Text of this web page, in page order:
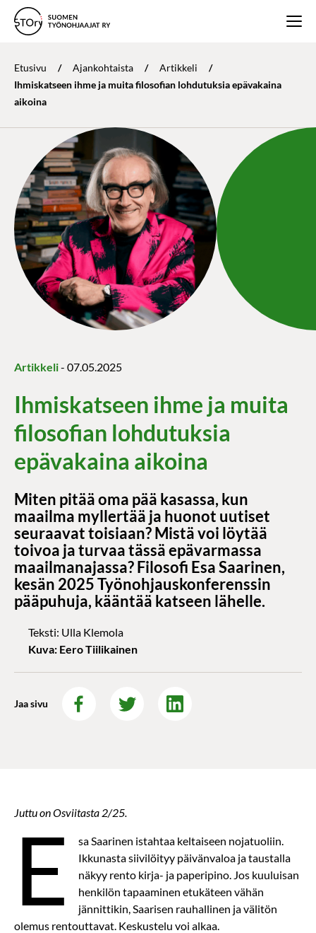
Etusivu / Ajankohtaista / Artikkeli
/
Ihmiskatseen ihme ja muita filosofian lohdutuksia epävakaina
aikoina
Artikkeli- 07.05.2025
Ihmiskatseen ihme ja muita
filosofian lohdutuksia
epävakaina aikoina
Miten pitää oma pää kasassa, kun
maailma myllertää ja huonot uutiset
seuraavat toisiaan? Mistä voi löytää
toivoa ja turvaa tässä epävarmassa
maailmanajassa? Filosofi Esa Saarinen,
kesän 2025 Työnohjauskonferenssin
pääpuhuja, kääntää katseen lähelle.
Teksti: Ulla Klemola
Kuva: Eero Tiilikainen
Jaa sivu
Juttu on Osviitasta 2/25.
E
sa Saarinen istahtaa keltaiseen nojatuoliin.
Ikkunasta siivilöityy päivänvaloa ja taustalla
näkyy rento kirja- ja paperipino. Jos kuuluisan
henkilön tapaaminen etukäteen vähän
jännittikin, Saarisen rauhallinen ja välitön
olemus rentouttavat. Keskustelu voi alkaa.